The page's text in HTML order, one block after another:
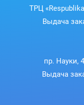
ТРЦ
Выдача
пр. Науки,
Выдача